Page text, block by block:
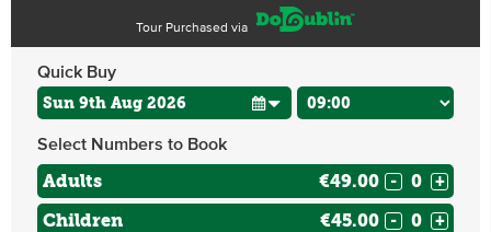
Tour Purchased via
Quick Buy
Select Numbers to Book
Adults €49.00 - +
Children €45.00 - +